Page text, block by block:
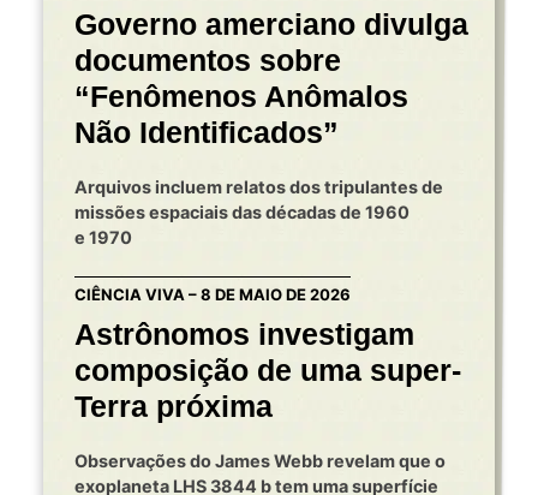
Governo amerciano divulga
documentos sobre
“Fenômenos Anômalos
Não Identificados”
Arquivos incluem relatos dos tripulantes de
missões espaciais das décadas de 1960
e 1970
CIÊNCIA VIVA – 8 DE MAIO DE 2026
Astrônomos investigam
composição de uma super-
Terra próxima
Observações do James Webb revelam que o
exoplaneta LHS 3844 b tem uma superfície